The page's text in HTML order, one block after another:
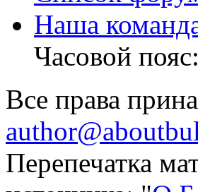
Наша
Часовой
Все права
Перепечатка